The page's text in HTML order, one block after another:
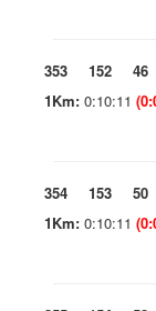
353 152 46
1Km: 0:10:11
354 153 50
1Km: 0:10:11